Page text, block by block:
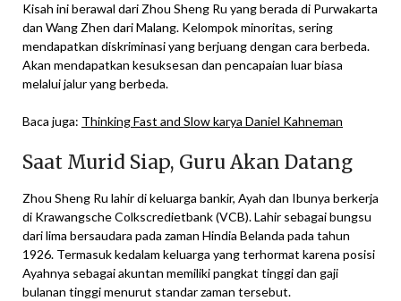
Kisah ini berawal dari Zhou Sheng Ru yang berada di Purwakarta
dan Wang Zhen dari Malang. Kelompok minoritas, sering
mendapatkan diskriminasi yang berjuang dengan cara berbeda.
Akan mendapatkan kesuksesan dan pencapaian luar biasa
melalui jalur yang berbeda.
Baca juga: Thinking Fast and Slow karya Daniel Kahneman
Saat Murid Siap, Guru Akan Datang
Zhou Sheng Ru lahir di keluarga bankir, Ayah dan Ibunya berkerja
di Krawangsche Colkscredietbank (VCB). Lahir sebagai bungsu
dari lima bersaudara pada zaman Hindia Belanda pada tahun
1926. Termasuk kedalam keluarga yang terhormat karena posisi
Ayahnya sebagai akuntan memiliki pangkat tinggi dan gaji
bulanan tinggi menurut standar zaman tersebut.